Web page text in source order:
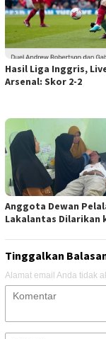
Hasil Liga Inggris,
Arsenal: Skor 2-2
Anggota Dewan
Lakalantas Dilarikan
Tinggalkan
Alamat email Anda tidak